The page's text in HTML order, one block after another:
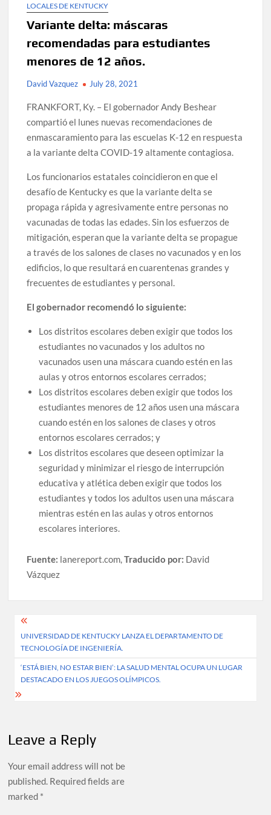
LOCALES DE KENTUCKY
Variante delta: máscaras
recomendadas para estudiantes
menores de 12 años.
David Vazquez July 28, 2021
FRANKFORT, Ky. – El gobernador Andy Beshear
compartió el lunes nuevas recomendaciones de
enmascaramiento para las escuelas K-12 en respuesta
a la variante delta COVID-19 altamente contagiosa.
Los funcionarios estatales coincidieron en que el
desafío de Kentucky es que la variante delta se
propaga rápida y agresivamente entre personas no
vacunadas de todas las edades. Sin los esfuerzos de
mitigación, esperan que la variante delta se propague
a través de los salones de clases no vacunados y en los
edificios, lo que resultará en cuarentenas grandes y
frecuentes de estudiantes y personal.
El gobernador recomendó lo siguiente:
Los distritos escolares deben exigir que todos los
estudiantes no vacunados y los adultos no
vacunados usen una máscara cuando estén en las
aulas y otros entornos escolares cerrados;
Los distritos escolares deben exigir que todos los
estudiantes menores de 12 años usen una máscara
cuando estén en los salones de clases y otros
entornos escolares cerrados; y
Los distritos escolares que deseen optimizar la
seguridad y minimizar el riesgo de interrupción
educativa y atlética deben exigir que todos los
estudiantes y todos los adultos usen una máscara
mientras estén en las aulas y otros entornos
escolares interiores.
Fuente: lanereport.com,Traducido por: David
Vázquez
Post
navigation
UNIVERSIDAD DE KENTUCKY LANZA EL DEPARTAMENTO DE
TECNOLOGÍA DE INGENIERÍA.
‘ESTÁ BIEN, NO ESTAR BIEN’: LA SALUD MENTAL OCUPA UN LUGAR
DESTACADO EN LOS JUEGOS OLÍMPICOS.
Leave a Reply
Your email address will not be
published. Required fields are
marked *